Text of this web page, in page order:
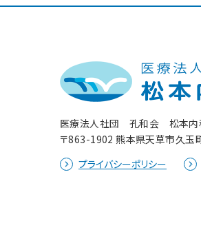
医療法人社団 孔和会 松本内
〒863-1902 熊本県天草市久玉
プライバシーポリシー